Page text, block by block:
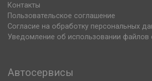
Контакты
Пользовательское соглашение
Согласие на обработку персональных
Уведомление об использовании файлов
Автосервисы